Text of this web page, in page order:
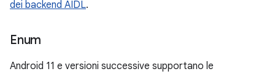
dei backend AIDL.
Enum
Android 11 e versioni successive supportano le